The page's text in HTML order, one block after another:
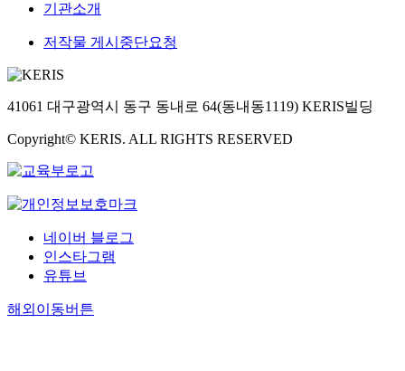
기관소개
저작물 게시중단요청
41061 대구광역시 동구 동내로 64(동내동1119) KERIS빌딩
Copyright© KERIS. ALL RIGHTS RESERVED
네이버 블로그
인스타그램
유튜브
해외이동버튼